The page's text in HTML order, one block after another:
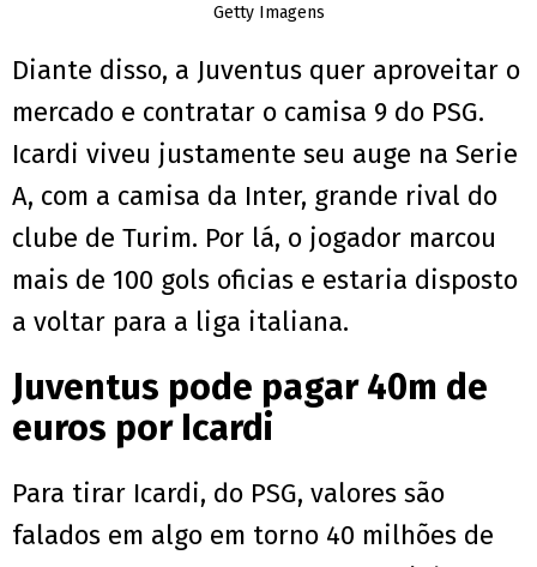
Getty Imagens
Diante disso, a Juventus quer aproveitar o
mercado e contratar o camisa 9 do PSG.
Icardi viveu justamente seu auge na Serie
A, com a camisa da Inter, grande rival do
clube de Turim. Por lá, o jogador marcou
mais de 100 gols oficias e estaria disposto
a voltar para a liga italiana.
Juventus pode pagar 40m de
euros por Icardi
Para tirar Icardi, do PSG, valores são
falados em algo em torno 40 milhões de